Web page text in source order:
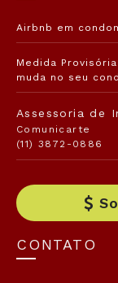
Airbnb em
Medida
muda no seu
Assessoria de
Comunicarte
(11) 3872-0886
CONTATO